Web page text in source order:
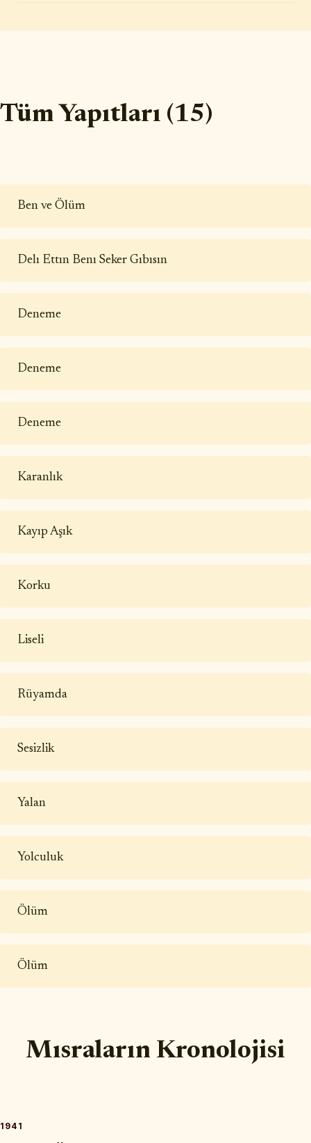
Tüm Yapıtları (15)
Ben ve Ölüm
Delı Ettın Benı Seker Gıbısın
Deneme
Deneme
Deneme
Karanlık
Kayıp Aşık
Korku
Liseli
Rüyamda
Sesizlik
Yalan
Yolculuk
Ölüm
Ölüm
Mısraların Kronolojisi
1941